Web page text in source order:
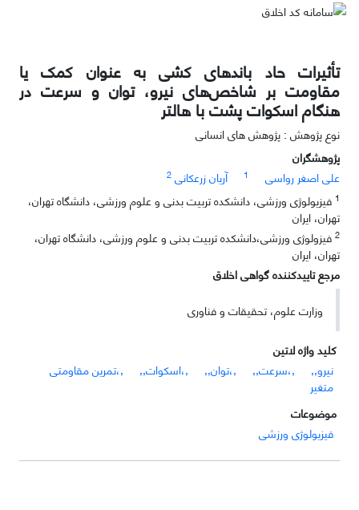
تأثیرات حاد باندهای کشی به عنوان کمک یا
مقاومت بر شاخص‌های نیرو، توان و سرعت در
هنگام اسکوات پشت با هالتر
نوع پژوهش : پژوهش های انسانی
پژوهشگران
علی اصغر رواسی
1 آریان زرعکانی 2
1 فیزیولوژی ورزشی، دانشکده تربیت بدنی و علوم ورزشی، دانشگاه تهران،‌
تهران،‌ ایران
2 فیزولوژی ورزشی،دانشکده تربیت بدنی و علوم ورزشی، دانشگاه تهران،
تهران، ایران
مرجع تاییدکننده گواهی اخلاق
وزارت علوم، تحقیقات و فناوری
کلید واژه لاتین
نیرو,,
,،سرعت,, ,،توان,, ,،اسکوات,,
,،تمرین مقاومتی
متغیر
موضوعات
فیزیولوژی ورزشی